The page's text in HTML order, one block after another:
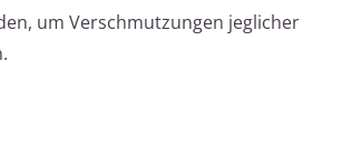
um Verschmutzungen jeglicher